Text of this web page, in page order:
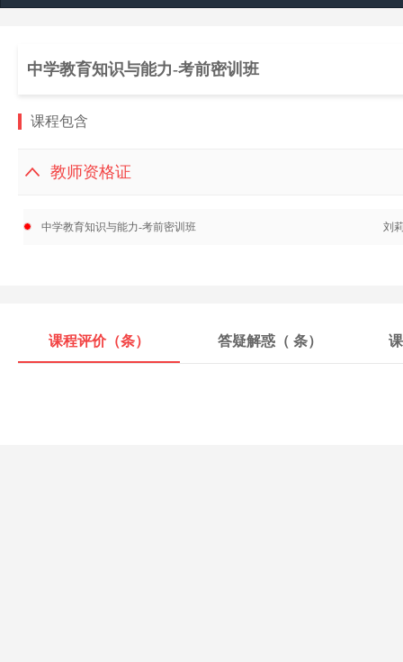
中学教育知识与能力-考前密训班
课程包含
教师资格证
中学教育知识与能力-考前密训班 刘
课程评价（条） 答疑解惑（ 条）